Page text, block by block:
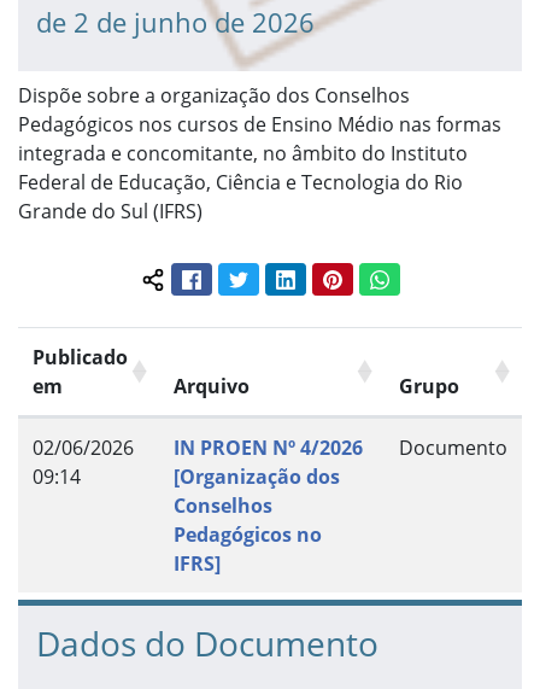
de 2 de junho de 2026
Dispõe sobre a organização dos Conselhos
Pedagógicos nos cursos de Ensino Médio nas formas
integrada e concomitante, no âmbito do Instituto
Federal de Educação, Ciência e Tecnologia do Rio
Grande do Sul (IFRS)
Compartilhar conteúdo:
FacebookTwitterLinkedInPinterestWhatsApp
Publicado
em
Arquivo Grupo
02/06/2026
09:14
IN PROEN Nº 4/2026
[Organização dos
Conselhos
Pedagógicos no
IFRS]
Documento
Dados do Documento